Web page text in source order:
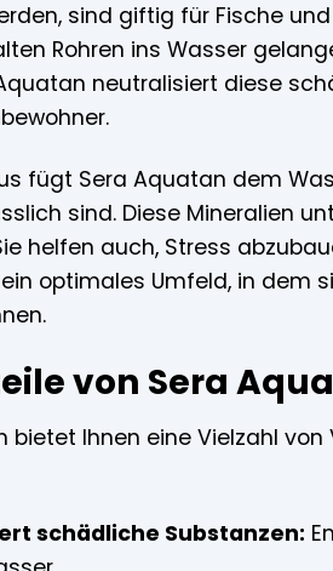
sind giftig für Fische
Rohren ins Wasser
neutralisiert diese
fügt Sera Aquatan dem
sind. Diese Mineralien
helfen auch, Stress
optimales Umfeld, in dem
von Sera
bietet Ihnen eine Vielzahl
schädliche Substanzen: